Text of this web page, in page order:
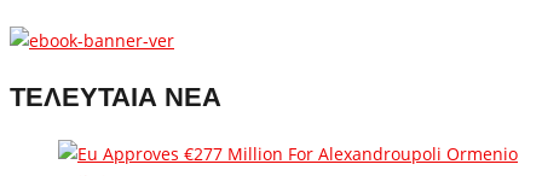
ΤΕΛΕΥΤΑΙΑ ΝΕΑ